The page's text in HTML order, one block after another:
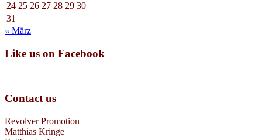
24 25 26 27 28 29 30
31
« März
Like us on Facebook
Contact us
Revolver Promotion
Matthias Kringe